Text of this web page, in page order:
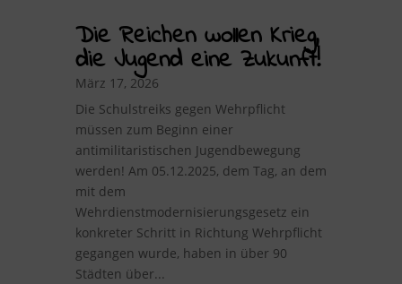
Die Reichen wollen Krieg,
die Jugend eine Zukunft!
März 17, 2026
Die Schulstreiks gegen Wehrpflicht
müssen zum Beginn einer
antimilitaristischen Jugendbewegung
werden! Am 05.12.2025, dem Tag, an dem
mit dem
Wehrdienstmodernisierungsgesetz ein
konkreter Schritt in Richtung Wehrpflicht
gegangen wurde, haben in über 90
Städten über...